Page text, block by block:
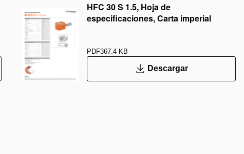
HFC 30 S 1.5, Hoja de
especificaciones, Carta imperial
PDF367.4 KB
Descargar